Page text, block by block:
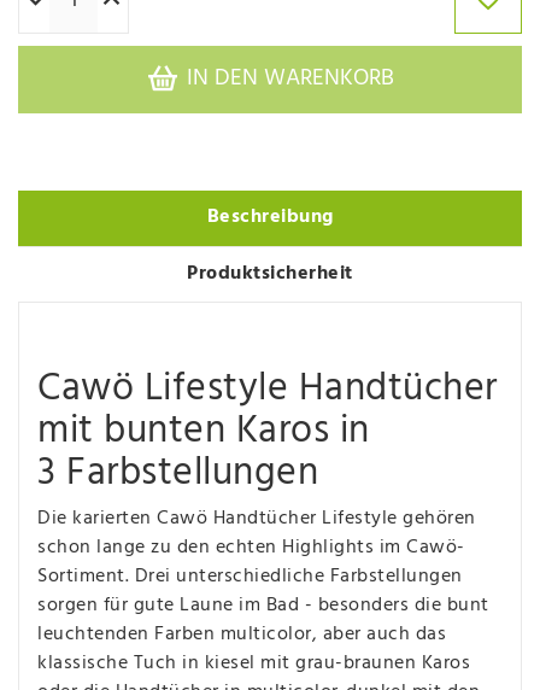
IN DEN WARENKORB
Beschreibung
Produktsicherheit
Cawö Lifestyle Handtücher
mit bunten Karos in
3 Farbstellungen
Die karierten Cawö Handtücher Lifestyle gehören
schon lange zu den echten Highlights im Cawö-
Sortiment. Drei unterschiedliche Farbstellungen
sorgen für gute Laune im Bad - besonders die bunt
leuchtenden Farben multicolor, aber auch das
klassische Tuch in kiesel mit grau-braunen Karos